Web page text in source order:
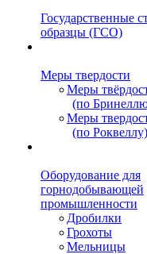
Государственные
образцы (ГСО)
Меры твердости
Меры
(по
Меры
(по Роквеллу)
Оборудование для
горнодобывающей
промышленности
Дробилки
Грохоты
Мельницы